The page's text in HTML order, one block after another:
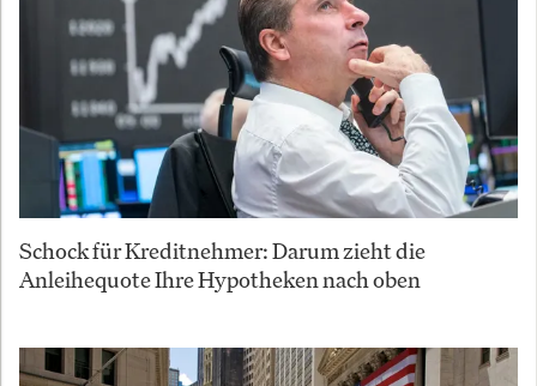
Schock für Kreditnehmer: Darum zieht die
Anleihequote Ihre Hypotheken nach oben